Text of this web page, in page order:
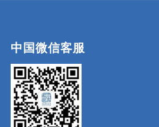
中国微信客服